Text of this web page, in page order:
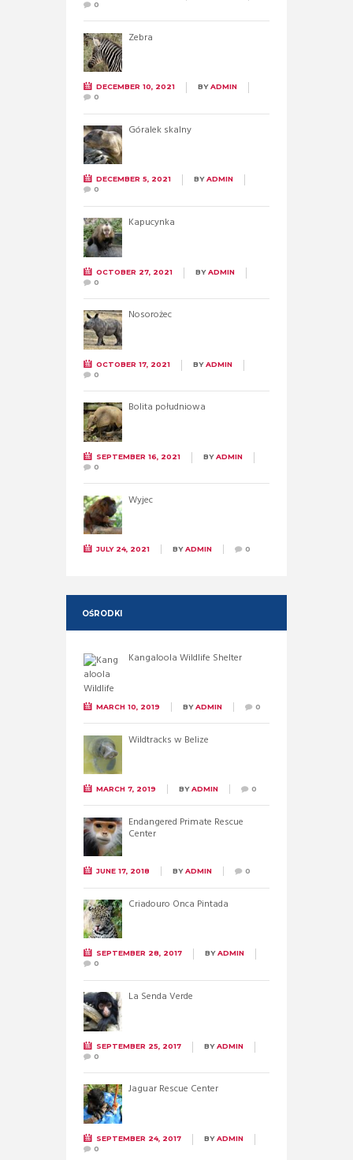
0
Zebra
DECEMBER 10, 2021 BYADMIN
0
Góralek skalny
DECEMBER 5, 2021 BYADMIN
0
Kapucynka
OCTOBER 27, 2021 BYADMIN
0
Nosorożec
OCTOBER 17, 2021 BYADMIN
0
Bolita południowa
SEPTEMBER 16, 2021 BYADMIN
0
Wyjec
JULY 24, 2021 BYADMIN 0
OŚRODKI
Kangaloola Wildlife Shelter
MARCH 10, 2019 BYADMIN 0
Wildtracks w Belize
MARCH 7, 2019 BYADMIN 0
Endangered Primate Rescue
Center
JUNE 17, 2018 BYADMIN 0
Criadouro Onca Pintada
SEPTEMBER 28, 2017 BYADMIN
0
La Senda Verde
SEPTEMBER 25, 2017 BYADMIN
0
Jaguar Rescue Center
SEPTEMBER 24, 2017 BYADMIN
0